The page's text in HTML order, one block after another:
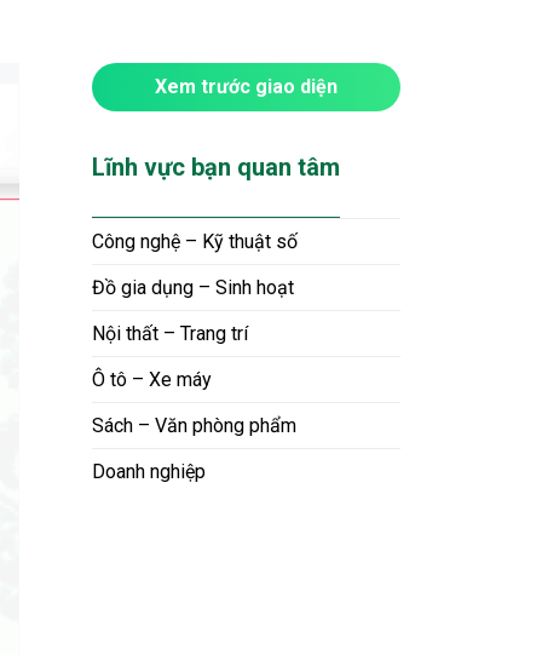
Xem trước giao diện
Lĩnh vực bạn quan tâm
Công nghệ – Kỹ thuật số
Đồ gia dụng – Sinh hoạt
Nội thất – Trang trí
Ô tô – Xe máy
Sách – Văn phòng phẩm
Doanh nghiệp